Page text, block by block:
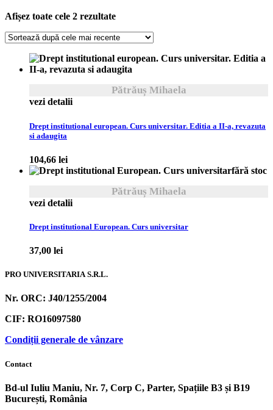
Afișez toate cele 2 rezultateSortat
cele
recente
Pătrăuș Mihaela
vezi detalii
Drept institutional european. Curs universitar. Editia a II-a, revazuta
si adaugita
104,66 lei
fără stoc
Pătrăuș Mihaela
vezi detalii
Drept institutional European. Curs universitar
37,00 lei
PRO UNIVERSITARIA S.R.L.
Nr. ORC: J40/1255/2004
CIF: RO16097580
Condiții generale de vânzare
Contact
Bd-ul Iuliu Maniu, Nr. 7, Corp C, Parter, Spațiile B3 și B19
București, România